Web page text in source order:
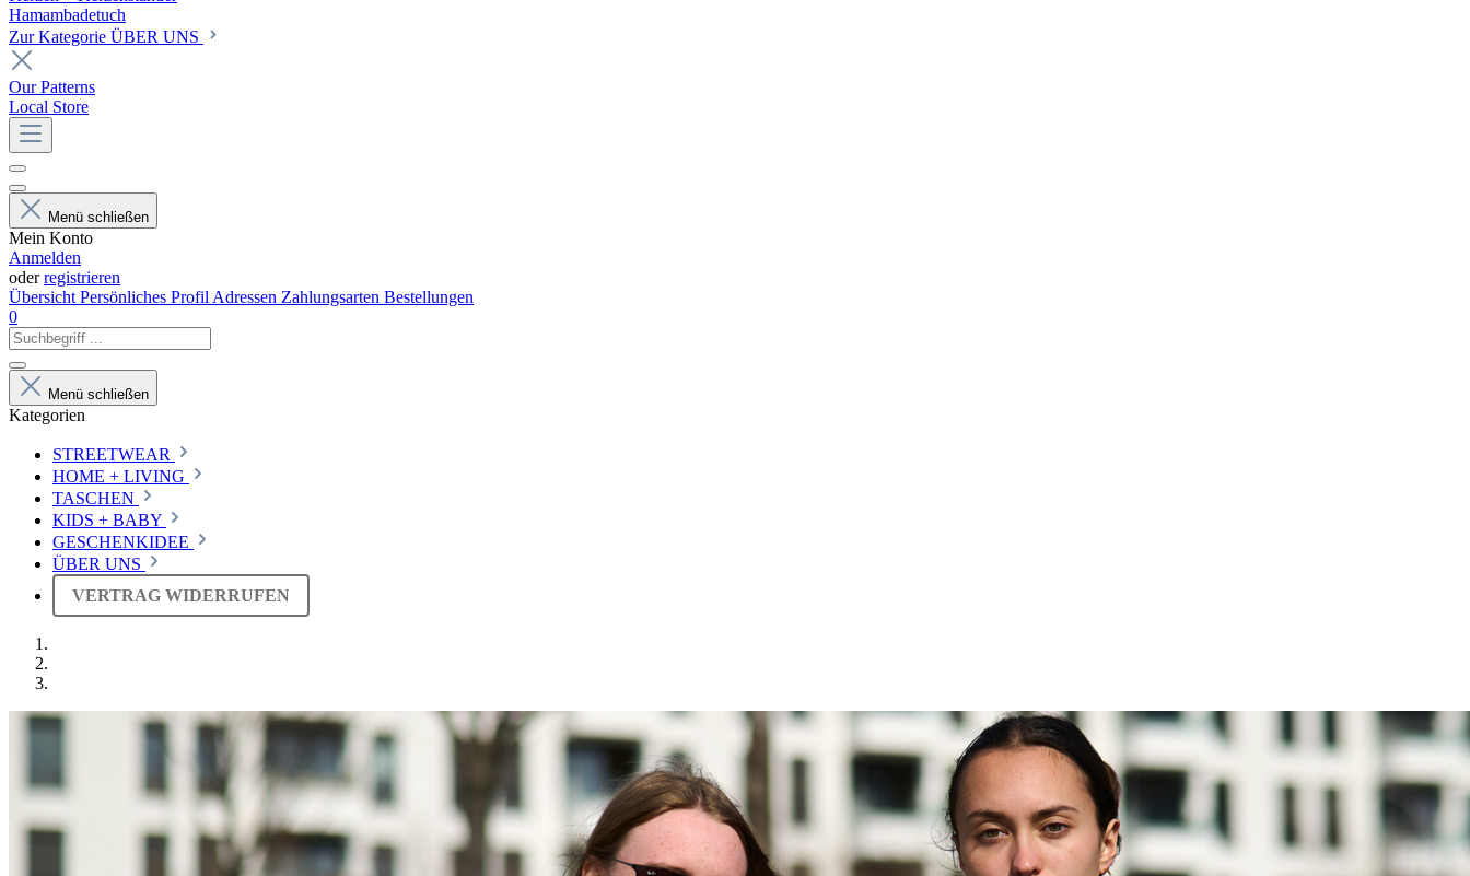
Hamambadetuch
Zur Kategorie ÜBER UNS
Our Patterns
Local Store
Menü schließen
Mein Konto
Anmelden
oderregistrieren
Übersicht Persönliches Profil Adressen Zahlungsarten Bestellungen
0
Menü schließen
Kategorien
STREETWEAR
HOME + LIVING
TASCHEN
KIDS + BABY
GESCHENKIDEE
ÜBER UNS
VERTRAG WIDERRUFEN